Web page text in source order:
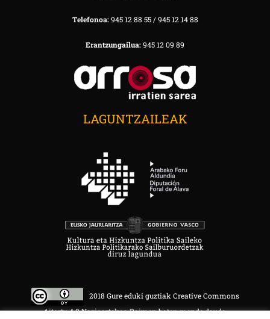
Telefonoa:945 12 88 55 / 945 12 14 88
Erantzungailua:945 12 09 89
LAGUNTZAILEAK
2018 Gure eduki guztiak Creative Commons
Aitortu 4.0 Nazioartekoa Baimen baten mende daude.